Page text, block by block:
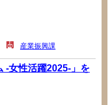
産業振興課
-女性活躍2025-」を